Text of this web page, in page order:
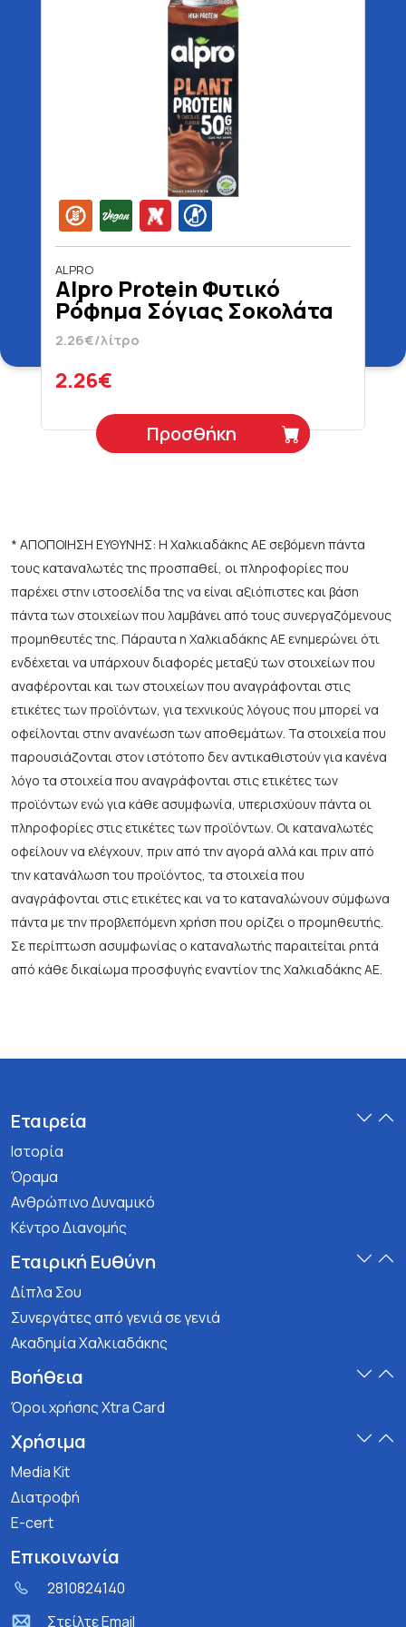
ALPRO
Alpro Protein Φυτικό
Ρόφημα Σόγιας Σοκολάτα
Χωρίς Λακτόζη Vegan
Χωρίς Γλουτένη 1 lt
2.26€/λίτρο
2.26€
Προσθήκη
* ΑΠΟΠΟΙΗΣΗ ΕΥΘΥΝΗΣ: Η Χαλκιαδάκης ΑΕ σεβόμενη πάντα
τους καταναλωτές της προσπαθεί, οι πληροφορίες που
παρέχει στην ιστοσελίδα της να είναι αξιόπιστες και βάση
πάντα των στοιχείων που λαμβάνει από τους συνεργαζόμενους
προμηθευτές της. Πάραυτα η Χαλκιαδάκης ΑΕ ενημερώνει ότι
ενδέχεται να υπάρχουν διαφορές μεταξύ των στοιχείων που
αναφέρονται και των στοιχείων που αναγράφονται στις
ετικέτες των προϊόντων, για τεχνικούς λόγους που μπορεί να
οφείλονται στην ανανέωση των αποθεμάτων. Τα στοιχεία που
παρουσιάζονται στον ιστότοπο δεν αντικαθιστούν για κανένα
λόγο τα στοιχεία που αναγράφονται στις ετικέτες των
προϊόντων ενώ για κάθε ασυμφωνία, υπερισχύουν πάντα οι
πληροφορίες στις ετικέτες των προϊόντων. Οι καταναλωτές
οφείλουν να ελέγχουν, πριν από την αγορά αλλά και πριν από
την κατανάλωση του προϊόντος, τα στοιχεία που
αναγράφονται στις ετικέτες και να το καταναλώνουν σύμφωνα
πάντα με την προβλεπόμενη χρήση που ορίζει ο προμηθευτής.
Σε περίπτωση ασυμφωνίας ο καταναλωτής παραιτείται ρητά
από κάθε δικαίωμα προσφυγής εναντίον της Χαλκιαδάκης ΑΕ.
Εταιρεία
Ιστορία
Όραμα
Ανθρώπινο Δυναμικό
Κέντρο Διανομής
Εταιρική Ευθύνη
Δίπλα Σου
Συνεργάτες από γενιά σε γενιά
Ακαδημία Χαλκιαδάκης
Βοήθεια
Όροι χρήσης Xtra Card
Χρήσιμα
Media Kit
Διατροφή
E-cert
Επικοινωνία
2810824140
Στείλτε Email